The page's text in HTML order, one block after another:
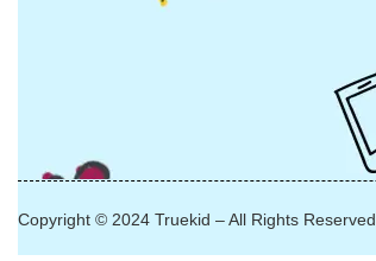
Copyright © 2024 Truekid – All Rights Reserved.